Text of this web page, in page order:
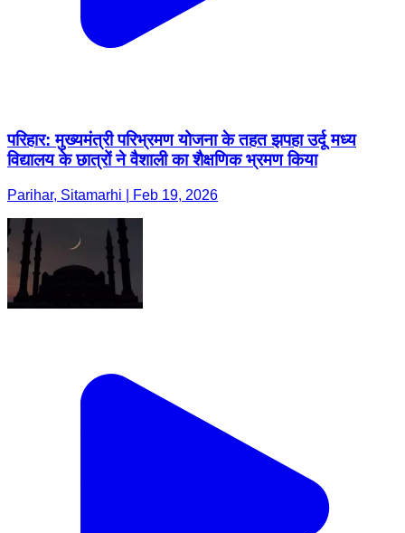
परिहार: मुख्यमंत्री परिभ्रमण योजना के तहत झपहा उर्दू मध्य
विद्यालय के छात्रों ने वैशाली का शैक्षणिक भ्रमण किया
Parihar, Sitamarhi | Feb 19, 2026